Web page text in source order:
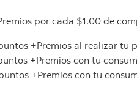
por cada $1.00 de
+Premios al realizar tu
+Premios con tu
+Premios con tu